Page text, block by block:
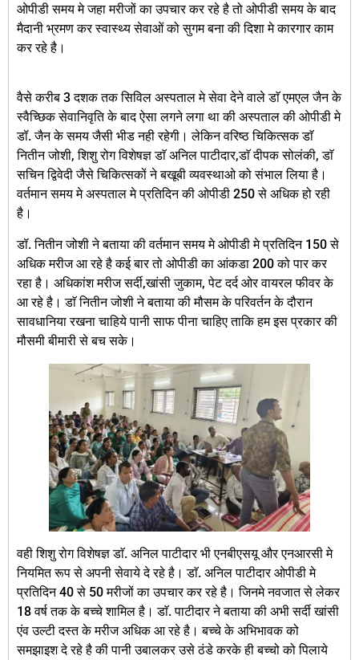
ओपीडी समय मे जहा मरीजों का उपचार कर रहे है तो ओपीडी समय के बाद
मैदानी भ्रमण कर स्वास्थ्य सेवाओं को सुगम बना की दिशा मे कारगार काम
कर रहे है।
वैसे करीब 3 दशक तक सिविल अस्पताल मे सेवा देने वाले डाॅ एमएल जैन के
स्वैच्छिक सेवानिवृति के बाद ऐसा लगने लगा था की अस्पताल की ओपीडी मे
डॉ. जैन के समय जैसी भीड नही रहेगी। लेकिन वरिष्ठ चिकित्सक डाॅ
नितीन जोशी, शिशु रोग विशेषज्ञ डाॅ अनिल पाटीदार,डाॅ दीपक सोलंकी, डाॅ
सचिन द्विवेदी जैसे चिकित्सकों ने बखूबी व्यवस्थाओ को संभाल लिया है।
वर्तमान समय मे अस्पताल मे प्रतिदिन की ओपीडी 250 से अधिक हो रही
है।
डॉ. नितीन जोशी ने बताया की वर्तमान समय मे ओपीडी मे प्रतिदिन 150 से
अधिक मरीज आ रहे है कई बार तो ओपीडी का आंकडा 200 को पार कर
रहा है। अधिकांश मरीज सर्दी,खांसी जुकाम, पेट दर्द ओर वायरल फीवर के
आ रहे है। डाॅ नितीन जोशी ने बताया की मौसम के परिवर्तन के दौरान
सावधानिया रखना चाहिये पानी साफ पीना चाहिए ताकि हम इस प्रकार की
मौसमी बीमारी से बच सके।
वही शिशु रोग विशेषज्ञ डाॅ. अनिल पाटीदार भी एनबीएसयू और एनआरसी मे
नियमित रूप से अपनी सेवाये दे रहे है। डाॅ. अनिल पाटीदार ओपीडी मे
प्रतिदिन 40 से 50 मरीजों का उपचार कर रहे है। जिनमे नवजात से लेकर
18 वर्ष तक के बच्चे शामिल है। डाॅ. पाटीदार ने बताया की अभी सर्दी खांसी
एंव उल्टी दस्त के मरीज अधिक आ रहे है। बच्चे के अभिभावक को
समझाइश दे रहे है की पानी उबालकर उसे ठंडे करके ही बच्चो को पिलाये